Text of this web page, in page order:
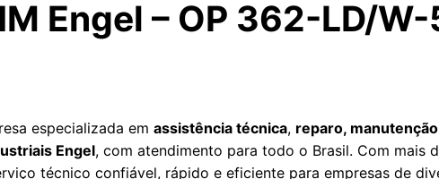
Engel – OP 362-LD/
especializada em assistência técnica, reparo,
Engel, com atendimento para todo o Brasil. Com mais
técnico confiável, rápido e eficiente para empresas de